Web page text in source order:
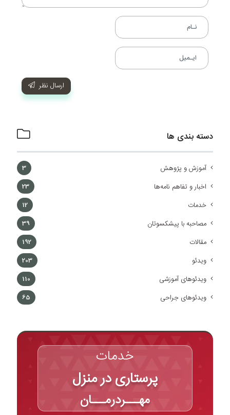
ارسال نظر
دسته بندی ها
آموزش و پژوهش 3
اخبار و تفاهم نامه‌ها 23
خدمات 12
مصاحبه با پیشکسوتان 39
مقالات 192
ویدئو 203
ویدئوهای آموزشی 110
ویدئوهای جراحی 65
خدمات
پرستاری در منزل
مهـــردرمـــان